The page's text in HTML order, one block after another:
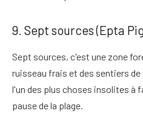
9. Sept sources (Epta
Sept sources, c'est une zone
ruisseau frais et des sentiers de
l'un des plus choses insolites à
pause de la plage.